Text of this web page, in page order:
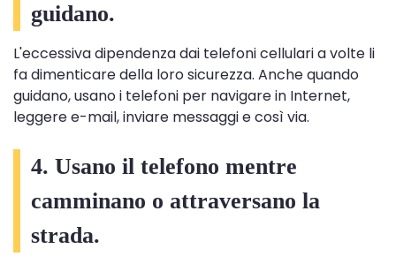
guidano.
L'eccessiva dipendenza dai telefoni cellulari a volte li
fa dimenticare della loro sicurezza. Anche quando
guidano, usano i telefoni per navigare in Internet,
leggere e-mail, inviare messaggi e così via.
4. Usano il telefono mentre
camminano o attraversano la
strada.